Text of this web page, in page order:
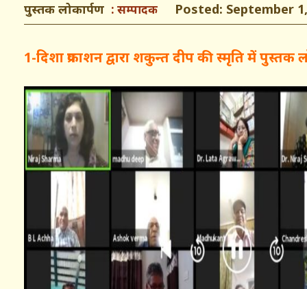
पुस्तक लोकार्पण सम्पादक Posted: September 1,
1-दिशा प्रकाशन द्वारा शकुन्त दीप की स्मृति में पुस्तक